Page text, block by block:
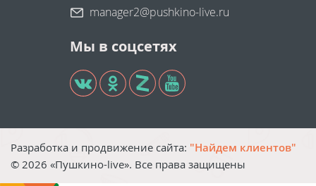
manager2@pushkino-live.ru
Мы в соцсетях
Разработка и продвижение сайта: "Найдем клиентов"
© 2026 «Пушкино-live». Все права защищены